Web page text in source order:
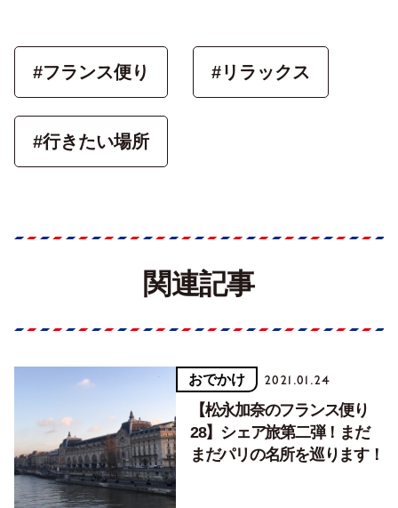
#フランス便り #リラックス
#行きたい場所
関連記事
おでかけ 2021.01.24
【松永加奈のフランス便り
28】シェア旅第二弾！まだ
まだパリの名所を巡ります！